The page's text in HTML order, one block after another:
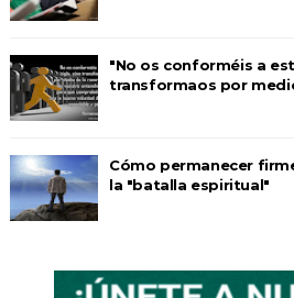
"No os conforméis a
transformaos por
Cómo permanecer
la "batalla espiritual"